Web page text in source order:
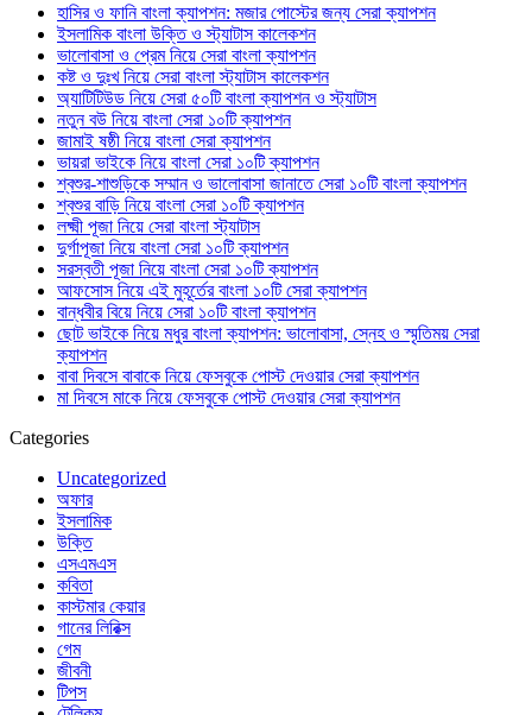
হাসির ও ফানি বাংলা ক্যাপশন: মজার পোস্টের জন্য সেরা ক্যাপশন
ইসলামিক বাংলা উক্তি ও স্ট্যাটাস কালেকশন
ভালোবাসা ও প্রেম নিয়ে সেরা বাংলা ক্যাপশন
কষ্ট ও দুঃখ নিয়ে সেরা বাংলা স্ট্যাটাস কালেকশন
অ্যাটিটিউড নিয়ে সেরা ৫০টি বাংলা ক্যাপশন ও স্ট্যাটাস
নতুন বউ নিয়ে বাংলা সেরা ১০টি ক্যাপশন
জামাই ষষ্ঠী নিয়ে বাংলা সেরা ক্যাপশন
ভায়রা ভাইকে নিয়ে বাংলা সেরা ১০টি ক্যাপশন
শ্বশুর-শাশুড়িকে সম্মান ও ভালোবাসা জানাতে সেরা ১০টি বাংলা ক্যাপশন
শ্বশুর বাড়ি নিয়ে বাংলা সেরা ১০টি ক্যাপশন
লক্ষ্মী পূজা নিয়ে সেরা বাংলা স্ট্যাটাস
দুর্গাপূজা নিয়ে বাংলা সেরা ১০টি ক্যাপশন
সরস্বতী পূজা নিয়ে বাংলা সেরা ১০টি ক্যাপশন
আফসোস নিয়ে এই মুহূর্তের বাংলা ১০টি সেরা ক্যাপশন
বান্ধবীর বিয়ে নিয়ে সেরা ১০টি বাংলা ক্যাপশন
ছোট ভাইকে নিয়ে মধুর বাংলা ক্যাপশন: ভালোবাসা, স্নেহ ও স্মৃতিময় সেরা
ক্যাপশন
বাবা দিবসে বাবাকে নিয়ে ফেসবুকে পোস্ট দেওয়ার সেরা ক্যাপশন
মা দিবসে মাকে নিয়ে ফেসবুকে পোস্ট দেওয়ার সেরা ক্যাপশন
Categories
Uncategorized
অফার
ইসলামিক
উক্তি
এসএমএস
কবিতা
কাস্টমার কেয়ার
গানের লিরিক্স
গেম
জীবনী
টিপস